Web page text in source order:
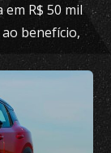
R$ 50 mil
benefício,